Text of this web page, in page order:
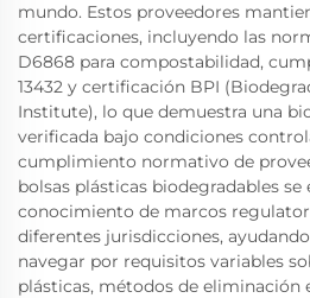
mundo. Estos proveedores
certificaciones, incluyendo las
D6868 para compostabilidad,
13432 y certificación BPI
Institute), lo que demuestra una
verificada bajo condiciones
cumplimiento normativo de
bolsas plásticas biodegradables se
conocimiento de marcos
diferentes jurisdicciones,
navegar por requisitos variables
plásticas, métodos de eliminación